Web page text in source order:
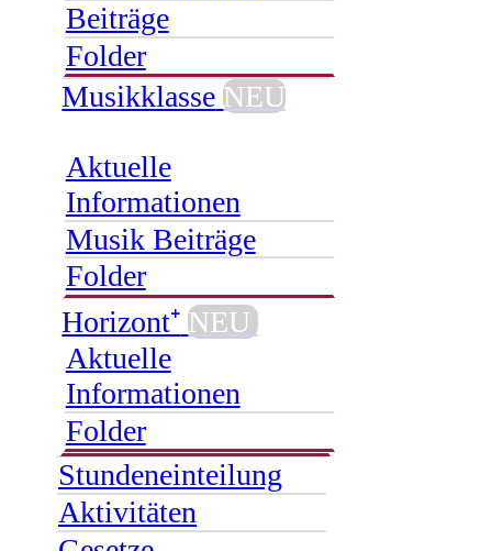
Beiträge
Folder
Musikklasse NEU
Aktuelle
Informationen
Musik Beiträge
Folder
Horizont⁺ NEU
Aktuelle
Informationen
Folder
Stundeneinteilung
Aktivitäten